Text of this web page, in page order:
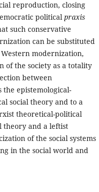
reproduction, closing
political praxis
such conservative
can be substituted
modernization,
of the society as a totality
between
epistemological-
social theory and to a
theoretical-political
theory and a leftist
of the social systems
in the social world and